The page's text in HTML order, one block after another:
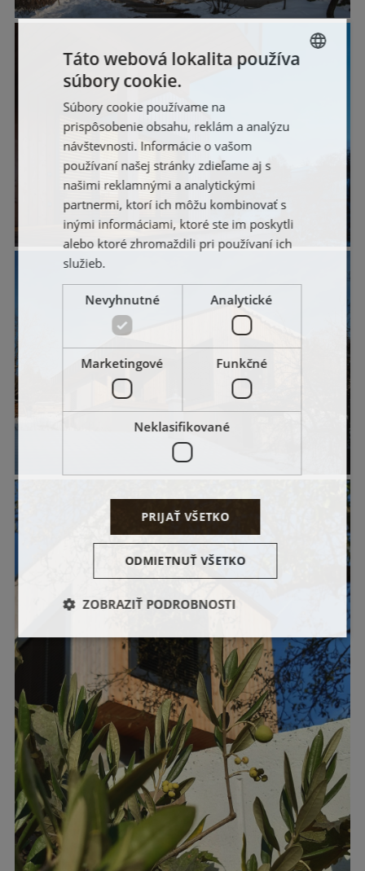
Táto webová lokalita používa
súbory cookie.
Súbory cookie používame na
prispôsobenie obsahu, reklám a analýzu
návštevnosti. Informácie o vašom
používaní našej stránky zdieľame aj s
našimi reklamnými a analytickými
partnermi, ktorí ich môžu kombinovať s
inými informáciami, ktoré ste im poskytli
alebo ktoré zhromaždili pri používaní ich
služieb.
Nevyhnutné Analytické
Marketingové Funkčné
Neklasifikované
PRIJAŤ VŠETKO
ODMIETNUŤ VŠETKO
ZOBRAZIŤ PODROBNOSTI